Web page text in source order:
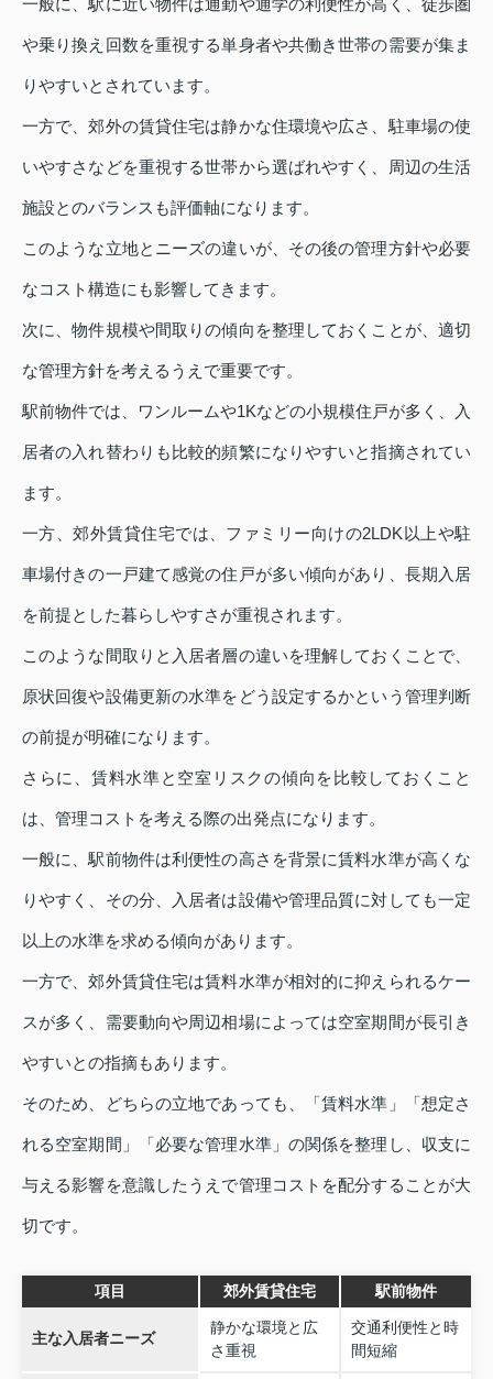
一般に、駅に近い物件は通勤や通学の利便性が高く、徒歩圏
や乗り換え回数を重視する単身者や共働き世帯の需要が集ま
りやすいとされています。
一方で、郊外の賃貸住宅は静かな住環境や広さ、駐車場の使
いやすさなどを重視する世帯から選ばれやすく、周辺の生活
施設とのバランスも評価軸になります。
このような立地とニーズの違いが、その後の管理方針や必要
なコスト構造にも影響してきます。
次に、物件規模や間取りの傾向を整理しておくことが、適切
な管理方針を考えるうえで重要です。
駅前物件では、ワンルームや1Kなどの小規模住戸が多く、入
居者の入れ替わりも比較的頻繁になりやすいと指摘されてい
ます。
一方、郊外賃貸住宅では、ファミリー向けの2LDK以上や駐
車場付きの一戸建て感覚の住戸が多い傾向があり、長期入居
を前提とした暮らしやすさが重視されます。
このような間取りと入居者層の違いを理解しておくことで、
原状回復や設備更新の水準をどう設定するかという管理判断
の前提が明確になります。
さらに、賃料水準と空室リスクの傾向を比較しておくこと
は、管理コストを考える際の出発点になります。
一般に、駅前物件は利便性の高さを背景に賃料水準が高くな
りやすく、その分、入居者は設備や管理品質に対しても一定
以上の水準を求める傾向があります。
一方で、郊外賃貸住宅は賃料水準が相対的に抑えられるケー
スが多く、需要動向や周辺相場によっては空室期間が長引き
やすいとの指摘もあります。
そのため、どちらの立地であっても、「賃料水準」「想定さ
れる空室期間」「必要な管理水準」の関係を整理し、収支に
与える影響を意識したうえで管理コストを配分することが大
切です。
項目 郊外賃貸住宅 駅前物件
主な入居者ニーズ
静かな環境と広
さ重視
交通利便性と時
間短縮